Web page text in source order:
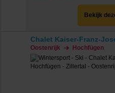
Bekijk
Chalet Kaiser-Franz-
Oostenrijk Hochfügen